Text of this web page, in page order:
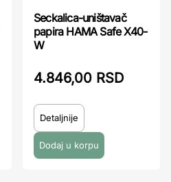
Seckalica-uništavač
papira HAMA Safe X40-
W
4.846,00 RSD
Detaljnije